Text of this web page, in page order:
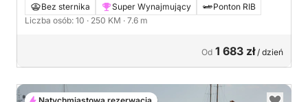
Bez sternika Super Wynajmujący
Ponton RIB
Liczba osób: 10 · 250 KM · 7.6 m
Od 1 683 zł/ dzień